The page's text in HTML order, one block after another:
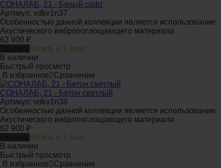
СОНАЛАБ, 21 - Белый софт
Артикул: vdkv1n37
Особенностью данной коллекции является использование
Акустического вибропоглощающего материала
62 900 ₽
Купить в 1 клик
В наличии
Быстрый просмотр
В избранное
Сравнение
СОНАЛАБ, 21 - Бетон светлый
Артикул: vdkv1n38
Особенностью данной коллекции является использование
Акустического вибропоглощающего материала
62 900 ₽
Купить в 1 клик
В наличии
Быстрый просмотр
В избранное
Сравнение